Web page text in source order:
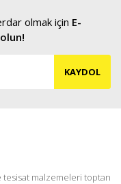
olmak için E-
KAYDOL
tesisat malzemeleri toptan